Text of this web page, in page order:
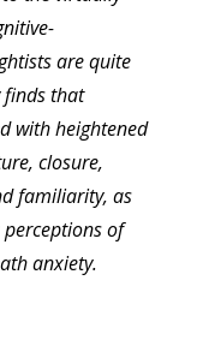
are quite
finds that
with heightened
closure,
familiarity, as
perceptions of
anxiety.